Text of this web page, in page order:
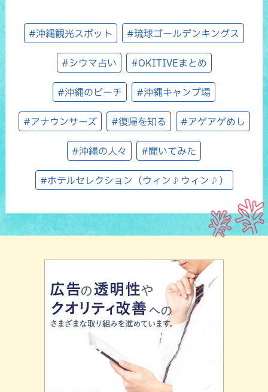
#沖縄観光スポット #琉球ゴールデンキングス
#シウマ占い #OKITIVEまとめ
#沖縄のビーチ #沖縄キャンプ場
#アナウンサーズ #復帰を知る #アゲアゲめし
#沖縄の人々 #聞いてみた
#ホテルセレクション（ウィン♪ウィン♪）